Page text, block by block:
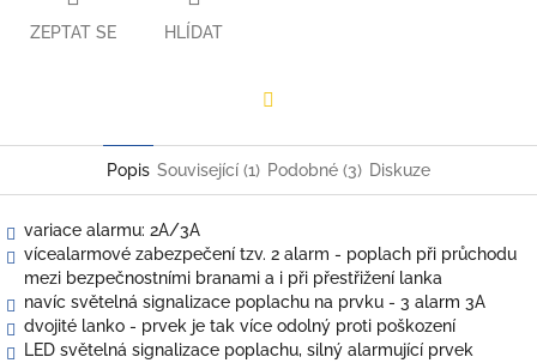
ZEPTAT SE HLÍDAT
Popis Související (1) Podobné (3) Diskuze
variace alarmu: 2A/3A
vícealarmové zabezpečení tzv. 2 alarm - poplach při průchodu
mezi bezpečnostními branami a i při přestřižení lanka
navíc světelná signalizace poplachu na prvku - 3 alarm 3A
dvojité lanko - prvek je tak více odolný proti poškození
LED světelná signalizace poplachu, silný alarmující prvek